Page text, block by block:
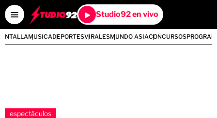
Studio92 en vivo
MUSICADEPORTESVIRALESMUNDO ASIACONCURSOS
espectáculos